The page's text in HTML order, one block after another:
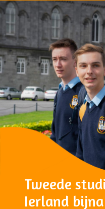
Tweede
Ierland